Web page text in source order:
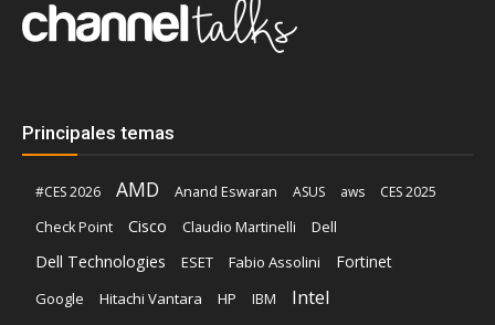
Principales temas
#CES 2026 AMD Anand Eswaran ASUS aws
CES 2025
Check Point
Cisco Claudio Martinelli Dell
Dell Technologies ESET Fabio Assolini Fortinet
Google Hitachi Vantara HP IBM Intel